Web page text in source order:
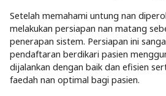
Setelah memahami untung nan
melakukan persiapan nan matang
penerapan sistem. Persiapan ini
pendaftaran berdikari pasien
dijalankan dengan baik dan efisien
faedah nan optimal bagi pasien.